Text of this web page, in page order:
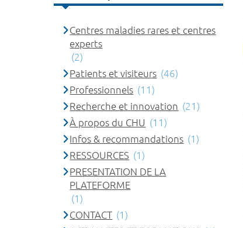
Centres maladies rares et centres
experts
(2)
Patients et visiteurs (46)
Professionnels (11)
Recherche et innovation (21)
À propos du CHU (11)
Infos & recommandations (1)
RESSOURCES (1)
PRESENTATION DE LA
PLATEFORME
(1)
CONTACT (1)